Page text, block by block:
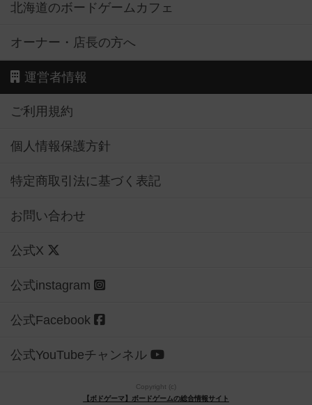
北海道のボードゲームカフェ
オーナー・店長の方へ
運営者情報
ご利用規約
個人情報保護方針
特定商取引法に基づく表記
お問い合わせ
公式X
公式instagram
公式Facebook
公式YouTubeチャンネル
Copyright (c)
【ボドゲーマ】ボードゲームの総合情報サイト